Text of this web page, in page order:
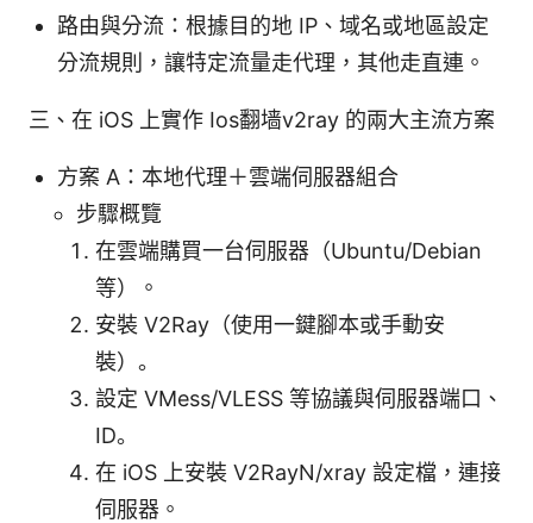
路由與分流：根據目的地 IP、域名或地區設定
分流規則，讓特定流量走代理，其他走直連。
三、在 iOS 上實作 Ios翻墙v2ray 的兩大主流方案
方案 A：本地代理＋雲端伺服器組合
步驟概覽
在雲端購買一台伺服器（Ubuntu/Debian
等）。
安裝 V2Ray（使用一鍵腳本或手動安
裝）。
設定 VMess/VLESS 等協議與伺服器端口、
ID。
在 iOS 上安裝 V2RayN/xray 設定檔，連接
伺服器。